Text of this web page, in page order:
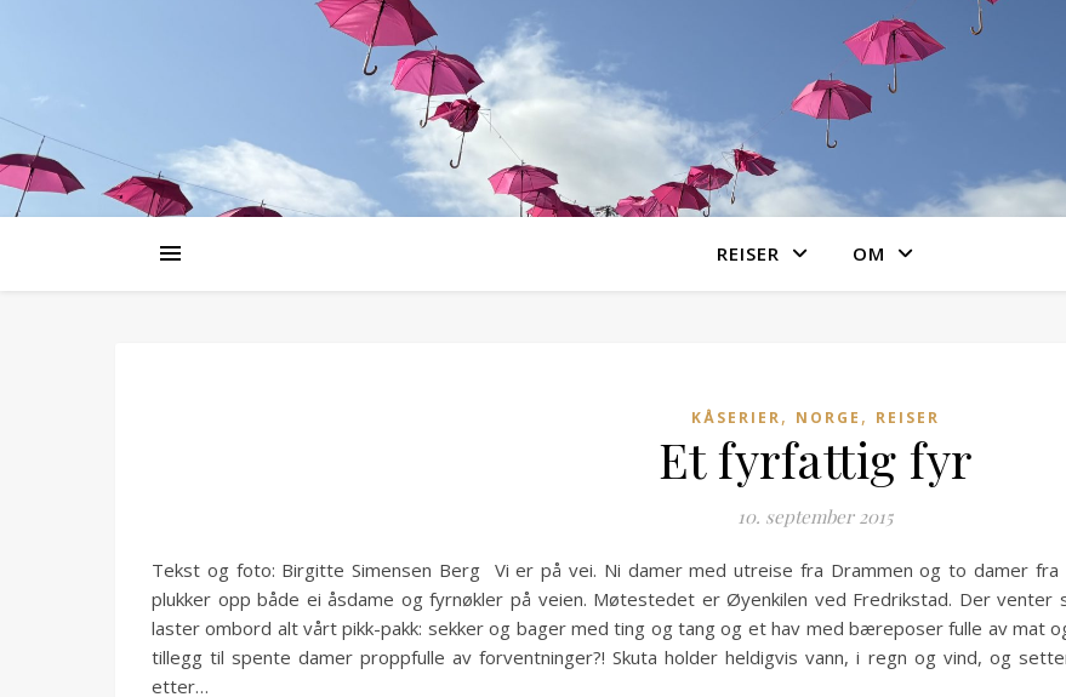
REISER OM
KÅSERIER, NORGE , REISER
Et fyrfattig fyr
10. september 2015
Tekst og foto: Birgitte Simensen Berg Vi er på vei. Ni damer med utreise fra Drammen og to damer
plukker opp både ei åsdame og fyrnøkler på veien. Møtestedet er Øyenkilen ved Fredrikstad. Der venter
laster ombord alt vårt pikk-pakk: sekker og bager med ting og tang og et hav med bæreposer fulle av mat
tillegg til spente damer proppfulle av forventninger?! Skuta holder heldigvis vann, i regn og vind, og
etter…